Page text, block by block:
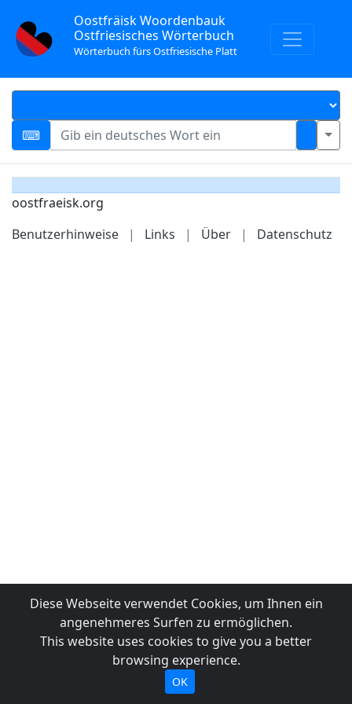
Oostfräisk Woordenbauk
Ostfriesisches Wörterbuch
Wörterbuch fürs Ostfriesische Platt
oostfraeisk.org
Benutzerhinweise
| Links | Über | Datenschutz
Diese Webseite verwendet Cookies, um Ihnen ein
angenehmeres Surfen zu ermöglichen.
This website uses cookies to give you a better
browsing experience.
OK